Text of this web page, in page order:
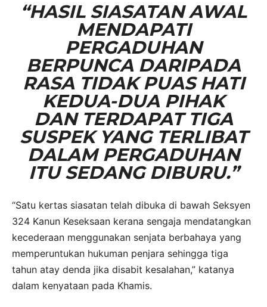
“HASIL SIASATAN AWAL
MENDAPATI
PERGADUHAN
BERPUNCA DARIPADA
RASA TIDAK PUAS HATI
KEDUA-DUA PIHAK
DAN TERDAPAT TIGA
SUSPEK YANG TERLIBAT
DALAM PERGADUHAN
ITU SEDANG DIBURU.”
“Satu kertas siasatan telah dibuka di bawah Seksyen
324 Kanun Keseksaan kerana sengaja mendatangkan
kecederaan menggunakan senjata berbahaya yang
memperuntukan hukuman penjara sehingga tiga
tahun atay denda jika disabit kesalahan,” katanya
dalam kenyataan pada Khamis.